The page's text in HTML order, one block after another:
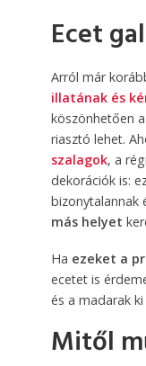
Ecet
Arról már
illatának és
köszönhetően
riasztó lehet.
szalagok, a
dekorációk is:
bizonytalannak
más helyet
Ha ezeket a
ecetet is
és a madarak
Mitől